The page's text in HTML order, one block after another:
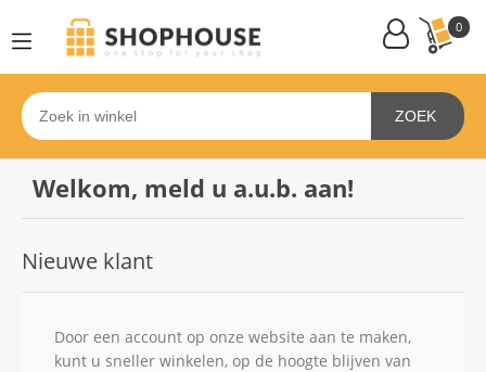
0
ZOEK
Welkom, meld u a.u.b. aan!
Nieuwe klant
Door een account op onze website aan te maken,
kunt u sneller winkelen, op de hoogte blijven van